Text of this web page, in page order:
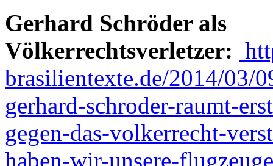
Gerhard Schröder als
Völkerrechtsverletzer:
brasilientexte.de/2014/03/
gerhard-schroder-raumt-
gegen-das-volkerrecht-
haben-wir-unsere-